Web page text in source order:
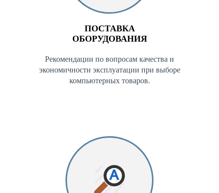
ПОСТАВКА
ОБОРУДОВАНИЯ
Рекомендации по вопросам качества и
экономичности эксплуатации при выборе
компьютерных товаров.